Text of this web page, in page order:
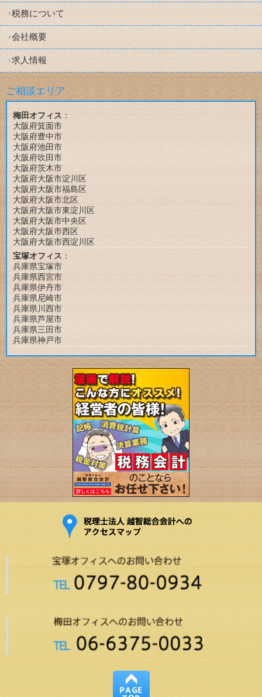
税務について
会社概要
求人情報
ご相談エリア
梅田オフィス ：
大阪府箕面市
大阪府豊中市
大阪府池田市
大阪府吹田市
大阪府茨木市
大阪府大阪市淀川区
大阪府大阪市福島区
大阪府大阪市北区
大阪府大阪市東淀川区
大阪府大阪市中央区
大阪府大阪市西区
大阪府大阪市西淀川区
宝塚オフィス ：
兵庫県宝塚市
兵庫県西宮市
兵庫県伊丹市
兵庫県尼崎市
兵庫県川西市
兵庫県芦屋市
兵庫県三田市
兵庫県神戸市